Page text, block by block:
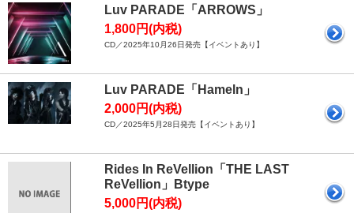
Luv PARADE「ARROWS」
1,800円(内税)
CD／2025年10月26日発売【イベントあり】
Luv PARADE「Hameln」
2,000円(内税)
CD／2025年5月28日発売【イベントあり】
Rides In ReVellion「THE LAST
ReVellion」Btype
5,000円(内税)